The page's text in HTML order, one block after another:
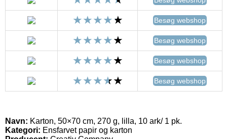
Besøg webshop
Besøg webshop
Besøg webshop
Besøg webshop
Navn: Karton, 50×70 cm, 270 g, lilla, 10 ark/ 1 pk.
Kategori: Ensfarvet papir og karton